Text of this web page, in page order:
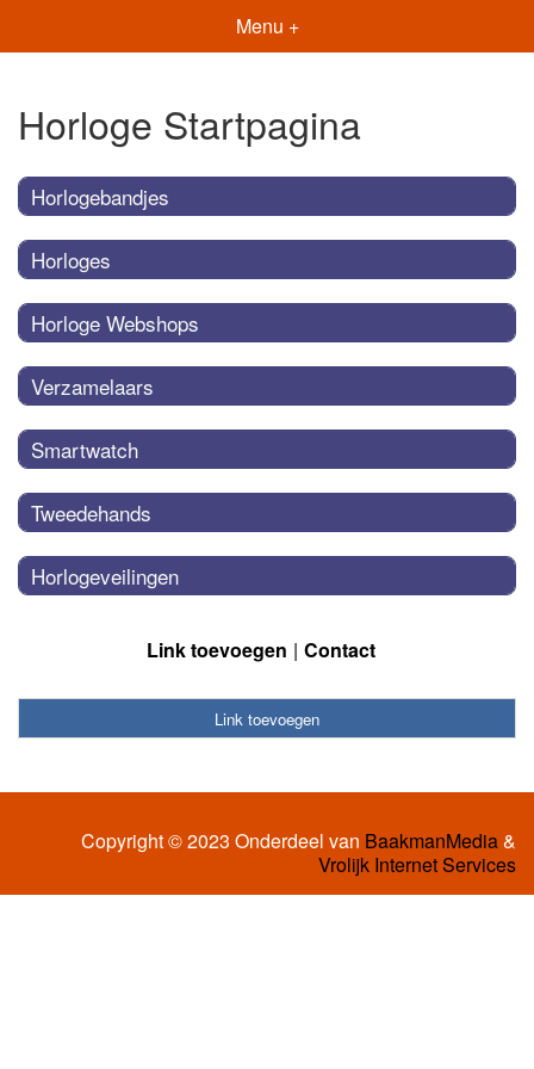
Menu +
Horloge Startpagina
Horlogebandjes
Horloges
Horloge Webshops
Verzamelaars
Smartwatch
Tweedehands
Horlogeveilingen
Link toevoegen Contact
Link toevoegen
Copyright © 2023 Onderdeel van BaakmanMedia&
Vrolijk Internet Services